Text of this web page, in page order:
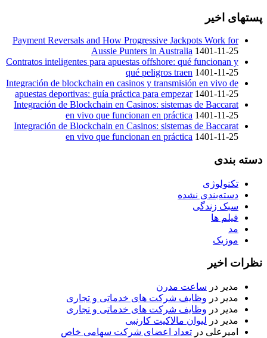
پستهای اخیر
Payment Reversals and How Progressive Jackpots Work for
Aussie Punters in Australia 1401-11-25
Contratos inteligentes para apuestas offshore: qué funcionan y
qué peligros traen 1401-11-25
Integración de blockchain en casinos y transmisión en vivo de
apuestas deportivas: guía práctica para empezar 1401-11-25
Integración de Blockchain en Casinos: sistemas de Baccarat
en vivo que funcionan en práctica 1401-11-25
Integración de Blockchain en Casinos: sistemas de Baccarat
en vivo que funcionan en práctica 1401-11-25
دسته بندی
تکنولوژی
دسته‌بندی نشده
سبک زندگی
فیلم ها
مد
موزیک
نظرات اخیر
مدیر در ساعت مدرن
مدیر در وظایف شرکت های خدماتی و تجاری
مدیر در وظایف شرکت های خدماتی و تجاری
مدیر در لیوان مالاکیت کارنبی
امیرعلی در تعداد اعضای شرکت سهامی خاص